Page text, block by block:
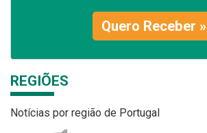
Quero Receber »
REGIÕES
Notícias por região de Portugal